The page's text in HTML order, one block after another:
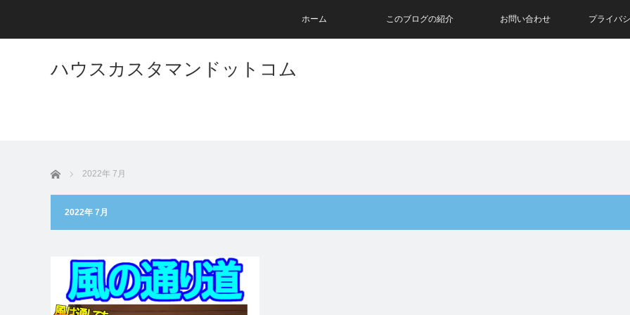
ホーム このブログの紹介 お問い合わせ プライバ
ハウスカスタマンドットコム
ホーム 2022年 7月
2022年 7月